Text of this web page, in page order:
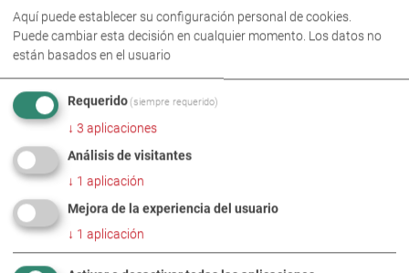
FILOSOFÍA MÁS
VALORES
Aquí puede establecer su configuración personal de cookies.
Puede cambiar esta decisión en cualquier momento. Los datos no
están basados en el usuario
Requerido (siempre requerido)
↓ 3 aplicaciones
Análisis de visitantes
↓ 1 aplicación
Mejora de la experiencia del usuario
↓ 1 aplicación